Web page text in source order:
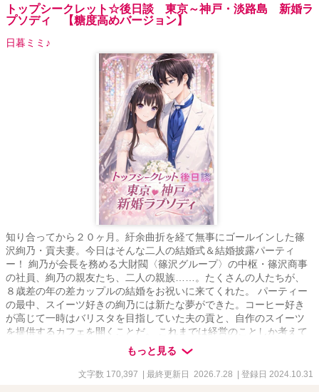
は閲覧をお控え下さい。
トップシークレット☆後日談 東京～神戸・淡路島 新婚ラ
プソディ 【糖度高めバージョン】
日暮ミミ♪
知り合ってから２０ヶ月。紆余曲折を経て無事にゴールインした篠
沢絢乃・貢夫妻。今日はそんな二人の結婚式＆結婚披露パーティ
ー！ 絢乃が会長を務める大財閥〈篠沢グループ〉の中枢・篠沢商事
の社員、絢乃の親友たち、二人の親族……。たくさんの人たちが、
８歳差の年の差カップルの結婚をお祝いに来てくれた。 パーティー
の最中、スイーツ好きの絢乃には新たな夢ができた。コーヒー好き
が高じて一時はバリスタを目指していた夫の貢と、自作のスイーツ
を提供するカフェを開くことだ。 これまでは経営のことしか考えて
いなかったけれど、会長は名誉職。だから将来的にはパティシエー
ルになる勉強を本格的に始めよう――。最愛の人に背中を押しても
らった彼女はそう決意した。 結婚披露パーティーが終わり、二人は
もっと見る
文字数 170,397 | 最終更新日 2026.7.28 | 登録日 2024.10.31